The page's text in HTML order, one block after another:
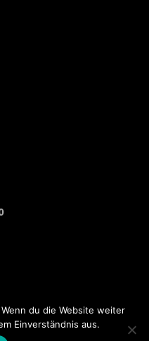
VPDesign
du die Website weiter
Einverständnis aus.